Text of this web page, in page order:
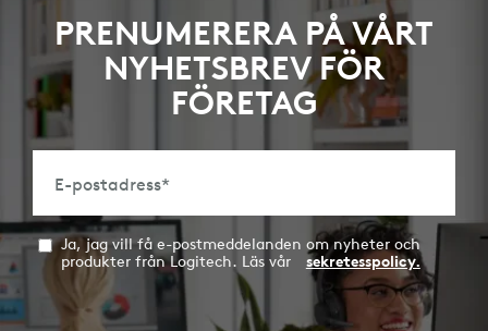
PRENUMERERA PÅ VÅRT
NYHETSBREV FÖR
FÖRETAG
E-postadress*
Ja, jag vill få e-postmeddelanden om nyheter och
produkter från Logitech. Läs vår
sekretesspolicy.